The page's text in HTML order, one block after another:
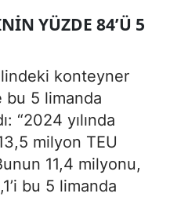
YÜZDE 84’Ü 5
konteyner
5 limanda
“2024 yılında
milyon TEU
11,4 milyonu,
bu 5 limanda